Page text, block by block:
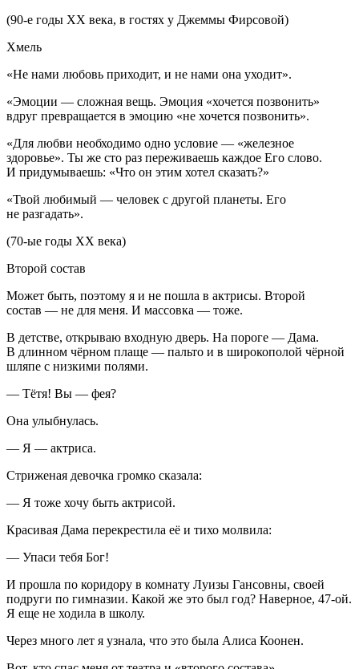
(90-е годы XX века, в гостях у Джеммы Фирсовой)
Хмель
«Не нами любовь приходит, и не нами она уходит».
«Эмоции — сложная вещь. Эмоция «хочется позвонить»
вдруг превращается в эмоцию «не хочется позвонить».
«Для любви необходимо одно условие — «железное
здоровье». Ты же сто раз переживаешь каждое Его слово.
И придумываешь: «Что он этим хотел сказать?»
«Твой любимый — человек с другой планеты. Его
не разгадать».
(70-ые годы XX века)
Второй состав
Может быть, поэтому я и не пошла в актрисы. Второй
состав — не для меня. И массовка — тоже.
В детстве, открываю входную дверь. На пороге — Дама.
В длинном чёрном плаще — пальто и в широкополой чёрной
шляпе с низкими полями.
— Тётя! Вы — фея?
Она улыбнулась.
— Я — актриса.
Стриженая девочка громко сказала:
— Я тоже хочу быть актрисой.
Красивая Дама перекрестила её и тихо молвила:
— Упаси тебя Бог!
И прошла по коридору в комнату Луизы Гансовны, своей
подруги по гимназии. Какой же это был год? Наверное, 47-ой.
Я еще не ходила в школу.
Через много лет я узнала, что это была Алиса Коонен.